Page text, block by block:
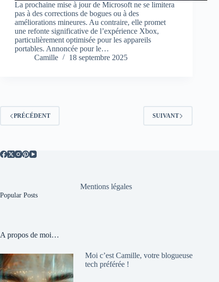
La prochaine mise à jour de Microsoft ne se limitera
pas à des corrections de bogues ou à des
améliorations mineures. Au contraire, elle promet
une refonte significative de l’expérience Xbox,
particulièrement optimisée pour les appareils
portables. Annoncée pour le…
Camille
18 septembre 2025
PRÉCÉDENT SUIVANT
Mentions légales
Popular Posts
A propos de moi…
Moi c’est Camille, votre blogueuse
tech préférée !